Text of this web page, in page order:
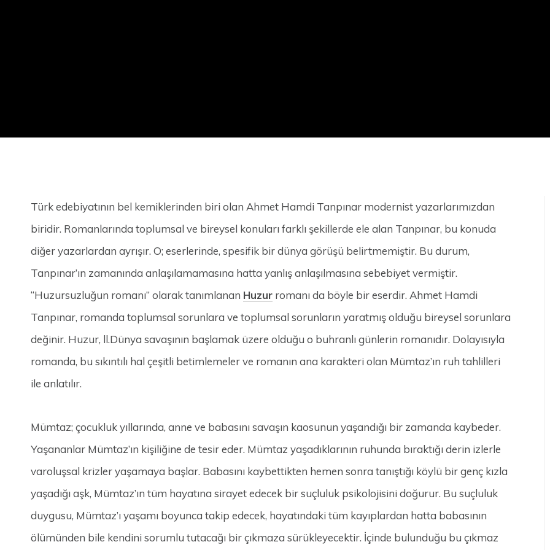
Türk edebiyatının bel kemiklerinden biri olan Ahmet Hamdi Tanpınar modernist yazarlarımızdan
biridir. Romanlarında toplumsal ve bireysel konuları farklı şekillerde ele alan Tanpınar, bu konuda
diğer yazarlardan ayrışır. O; eserlerinde, spesifik bir dünya görüşü belirtmemiştir. Bu durum,
Tanpınar’ın zamanında anlaşılamamasına hatta yanlış anlaşılmasına sebebiyet vermiştir.
“Huzursuzluğun romanı” olarak tanımlanan Huzur romanı da böyle bir eserdir. Ahmet Hamdi
Tanpınar, romanda toplumsal sorunlara ve toplumsal sorunların yaratmış olduğu bireysel sorunlara
değinir. Huzur, ll.Dünya savaşının başlamak üzere olduğu o buhranlı günlerin romanıdır. Dolayısıyla
romanda, bu sıkıntılı hal çeşitli betimlemeler ve romanın ana karakteri olan Mümtaz’ın ruh tahlilleri
ile anlatılır.
Mümtaz; çocukluk yıllarında, anne ve babasını savaşın kaosunun yaşandığı bir zamanda kaybeder.
Yaşananlar Mümtaz’ın kişiliğine de tesir eder. Mümtaz yaşadıklarının ruhunda bıraktığı derin izlerle
varoluşsal krizler yaşamaya başlar. Babasını kaybettikten hemen sonra tanıştığı köylü bir genç kızla
yaşadığı aşk, Mümtaz’ın tüm hayatına sirayet edecek bir suçluluk psikolojisini doğurur. Bu suçluluk
duygusu, Mümtaz’ı yaşamı boyunca takip edecek, hayatındaki tüm kayıplardan hatta babasının
ölümünden bile kendini sorumlu tutacağı bir çıkmaza sürükleyecektir. İçinde bulunduğu bu çıkmaz